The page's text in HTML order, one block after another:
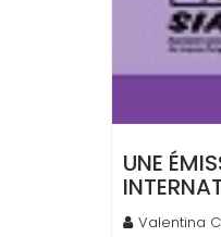
UNE
Valentina